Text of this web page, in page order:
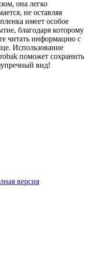
она легко
не оставляя
имеет особое
благодаря которому
читать информацию с
Использование
поможет сохранить
вид!
версия